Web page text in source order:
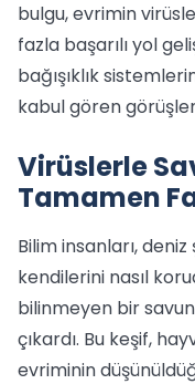
bulgu, evrimin
fazla başarılı yol
bağışıklık
kabul gören
Virüslerle
Tamamen
Bilim insanları, deniz
kendilerini nasıl
bilinmeyen bir
çıkardı. Bu keşif,
evriminin